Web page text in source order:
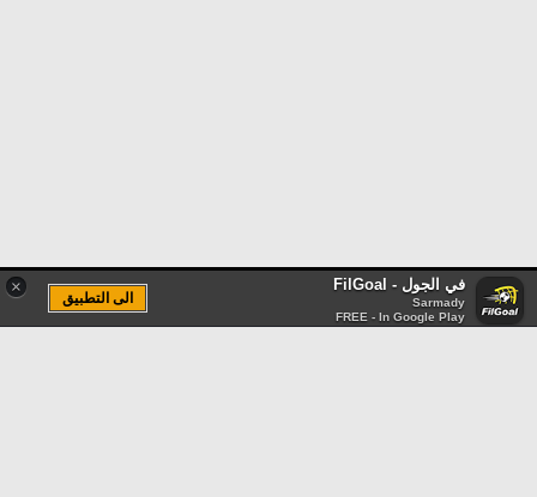
× في الجول - FilGoal
Sarmady
FREE - In Google Play
الى التطبيق